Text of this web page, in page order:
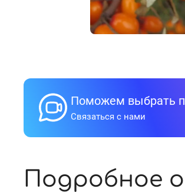
Поможем выбрать
Связаться с нами
Подробное